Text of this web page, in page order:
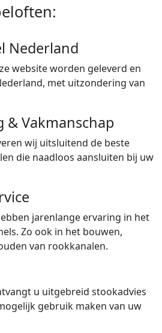
Nederland
website worden geleverd en
met uitzondering van
& Vakmanschap
wij uitsluitend de beste
die naadloos aansluiten bij uw
jarenlange ervaring in het
Zo ook in het bouwen,
van rookkanalen.
u uitgebreid stookadvies
gebruik maken van uw